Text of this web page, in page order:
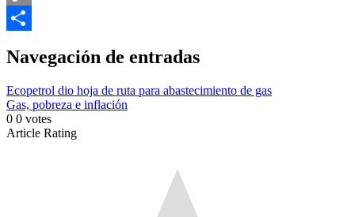
Copy
Navegación de entradas
Ecopetrol dio hoja de ruta para abastecimiento de gas
Gas, pobreza e inflación
0 0 votes
Article Rating